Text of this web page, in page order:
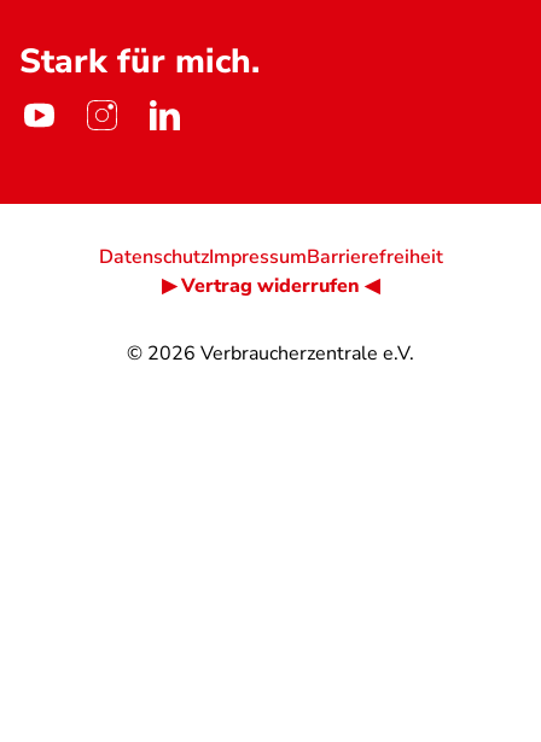
Stark für mich.
© 2026 Verbraucherzentrale e.V.
DatenschutzImpressumBarrierefreiheit
▶ Vertrag widerrufen ◀